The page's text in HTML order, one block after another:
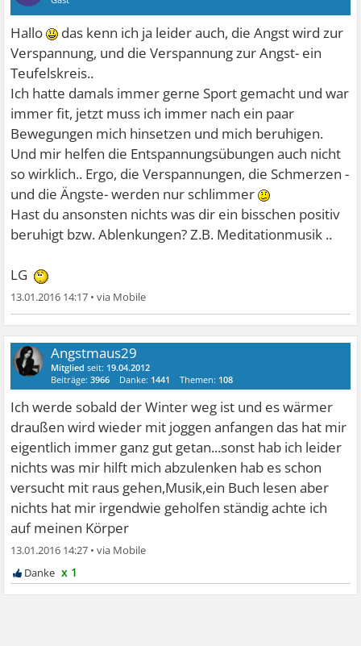
Hallo
das kenn ich ja leider auch, die Angst wird zur
Verspannung, und die Verspannung zur Angst- ein
Teufelskreis..
Ich hatte damals immer gerne Sport gemacht und war
immer fit, jetzt muss ich immer nach ein paar
Bewegungen mich hinsetzen und mich beruhigen.
Und mir helfen die Entspannungsübungen auch nicht
so wirklich.. Ergo, die Verspannungen, die Schmerzen -
und die Ängste- werden nur schlimmer
Hast du ansonsten nichts was dir ein bisschen positiv
beruhigt bzw. Ablenkungen? Z.B. Meditationmusik ..
LG
13.01.2016 14:17 •
Angstmaus29
Mitglied seit: 19.04.2012
Beiträge:3966 Danke: 1441 Themen: 108
Ich werde sobald der Winter weg ist und es wärmer
draußen wird wieder mit joggen anfangen das hat mir
eigentlich immer ganz gut getan...sonst hab ich leider
nichts was mir hilft mich abzulenken hab es schon
versucht mit raus gehen,Musik,ein Buch lesen aber
nichts hat mir irgendwie geholfen ständig achte ich
auf meinen Körper
13.01.2016 14:27 •
x 1